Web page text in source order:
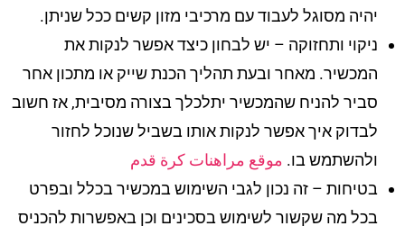
יהיה מסוגל לעבוד עם מרכיבי מזון קשים ככל שניתן.
ניקוי ותחזוקה – יש לבחון כיצד אפשר לנקות את
המכשיר. מאחר ובעת תהליך הכנת שייק או מתכון אחר
סביר להניח שהמכשיר יתלכלך בצורה מסיבית, אז חשוב
לבדוק איך אפשר לנקות אותו בשביל שנוכל לחזור
ולהשתמש בו. موقع مراهنات كرة قدم
בטיחות – זה נכון לגבי השימוש במכשיר בכלל ובפרט
בכל מה שקשור לשימוש בסכינים וכן באפשרות להכניס